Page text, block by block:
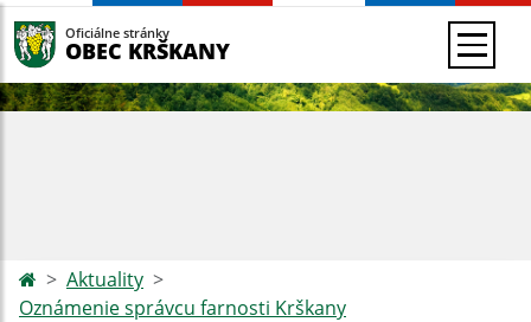
Oficiálne stránky
OBEC KRŠKANY
Aktuality
Oznámenie správcu farnosti Krškany